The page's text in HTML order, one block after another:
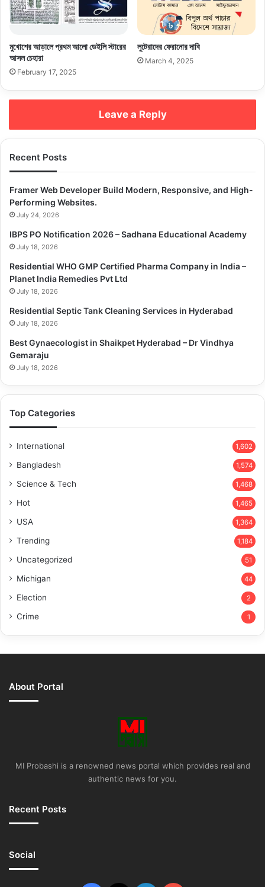
কালাকানুন বাতিল এবং খাদ্যসহ নিত্যপ্রয়োজনীয় পণ্যের দাম কমানো।
Related Articles
Russian tourism lovers
বন্দুকের মুখে মুসলিম নাগরিকদের অবৈধভাবে বাংলাদেশে ফেরত
মুখোশের আড়ালে প্রথম আলো ডেইলি স্টারের
আসল চেহারা
February 17, 2025
লুটেরাদের ফেরানোর দাবি
March 4, 2025
Leave a Reply
Recent Posts
Framer Web Developer Build Modern, Responsive, and High-
Performing Websites.
July 24, 2026
IBPS PO Notification 2026 – Sadhana Educational Academy
July 18, 2026
Residential WHO GMP Certified Pharma Company in India –
Planet India Remedies Pvt Ltd
July 18, 2026
Residential Septic Tank Cleaning Services in Hyderabad
July 18, 2026
Best Gynaecologist in Shaikpet Hyderabad – Dr Vindhya
Gemaraju
July 18, 2026
Top Categories
International 1,602
Bangladesh 1,574
Science & Tech 1,468
Hot 1,465
USA 1,364
Trending 1,184
Uncategorized 51
Michigan 44
Election 2
Crime 1
About Portal
MI Probashi is a renowned news portal which provides real and
authentic news for you.
Recent Posts
Social